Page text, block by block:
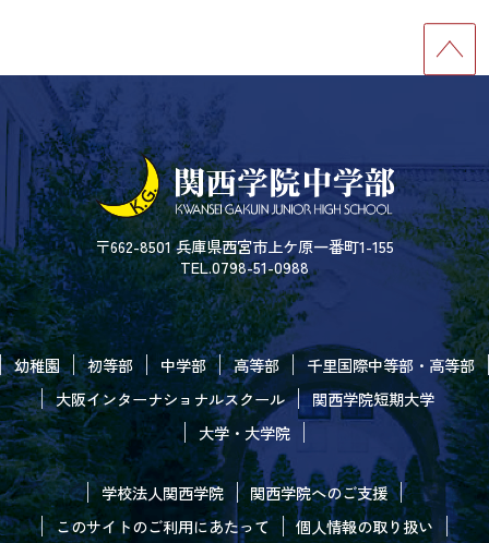
〒662-8501 兵庫県西宮市上ケ原一番町1-155
TEL.0798-51-0988
幼稚園 初等部 中学部 高等部
千里国際中等部・高等部
大阪インターナショナルスクール
関西学院短期大学
大学・大学院
学校法人関西学院
関西学院へのご支援
このサイトのご利用にあたって
個人情報の取り扱い